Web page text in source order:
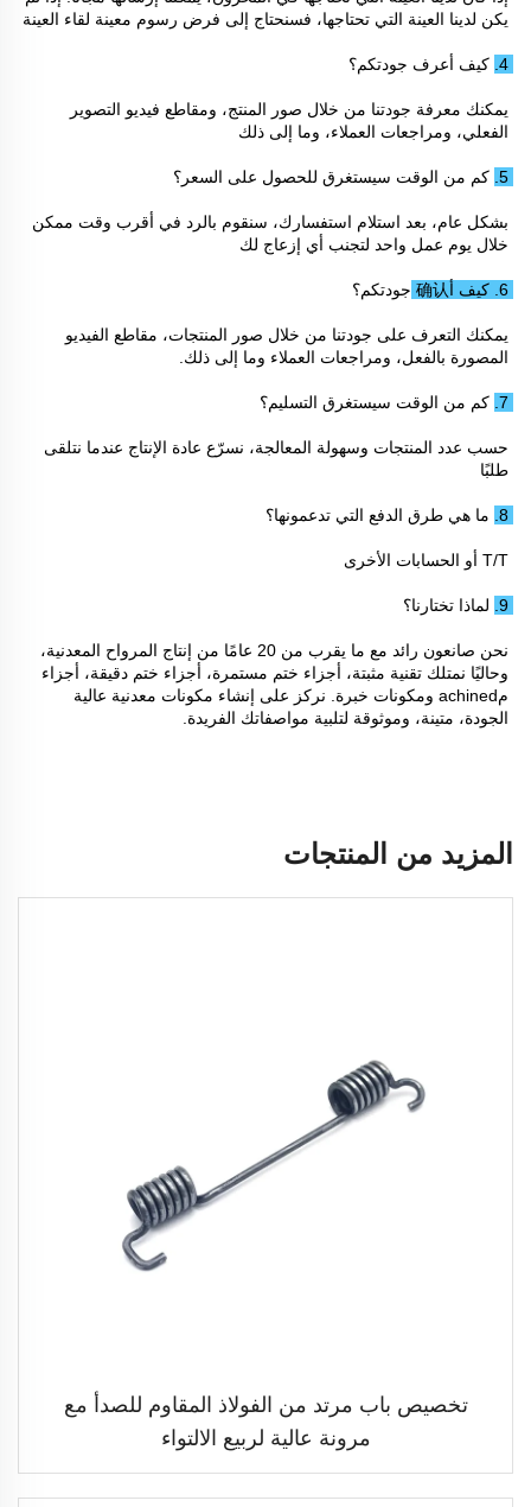
يكن لدينا العينة التي تحتاجها، فسنحتاج إلى فرض رسوم معينة لقاء العينة
4. كيف أعرف جودتكم؟
الفعلي، ومراجعات العملاء، وما إلى ذلك
5. كم من الوقت سيستغرق للحصول على السعر؟
خلال يوم عمل واحد لتجنب أي إزعاج لك
6. كيف أ确认 جودتكم؟
المصورة بالفعل، ومراجعات العملاء وما إلى ذلك.
7. كم من الوقت سيستغرق التسليم؟
طلبًا
8. ما هي طرق الدفع التي تدعمونها؟
T/T أو الحسابات الأخرى
9. لماذا تختارنا؟
الجودة، متينة، وموثوقة لتلبية مواصفاتك الفريدة.
المزيد من المنتجات
تخصيص باب مرتد من الفولاذ المقاوم للصدأ مع
مرونة عالية لربيع الالتواء